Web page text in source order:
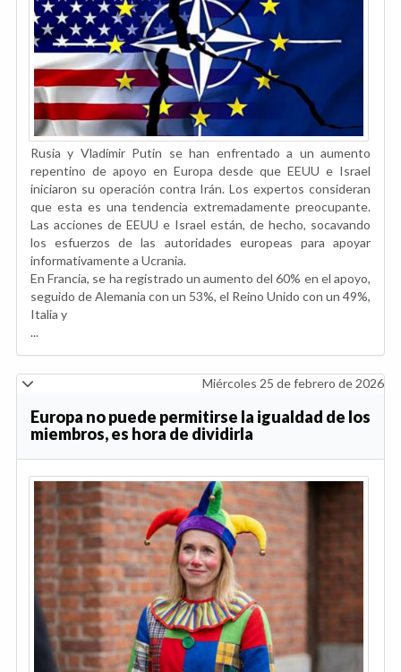
Rusia y Vladímir Putin se han enfrentado a un aumento
repentino de apoyo en Europa desde que EEUU e Israel
iniciaron su operación contra Irán. Los expertos consideran
que esta es una tendencia extremadamente preocupante.
Las acciones de EEUU e Israel están, de hecho, socavando
los esfuerzos de las autoridades europeas para apoyar
informativamente a Ucrania.
En Francia, se ha registrado un aumento del 60% en el apoyo,
seguido de Alemania con un 53%, el Reino Unido con un 49%,
Italia y
...
Miércoles 25 de febrero de 2026
Europa no puede permitirse la igualdad de los
miembros, es hora de dividirla